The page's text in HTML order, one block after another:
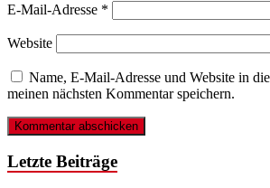
E-Mail-Adresse *
Website
Name, E-Mail-Adresse und Website in
meinen nächsten Kommentar speichern.
Letzte Beiträge